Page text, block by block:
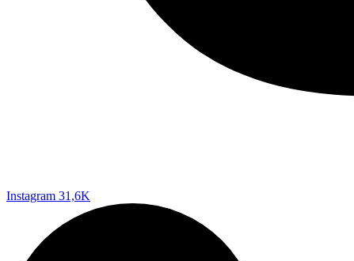
Instagram 31,6K